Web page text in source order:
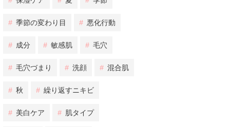
# 季節の変わり目 # 悪化行動
# 成分 # 敏感肌 # 毛穴
# 毛穴づまり # 洗顔 # 混合肌
# 秋 # 繰り返すニキビ
# 美白ケア # 肌タイプ